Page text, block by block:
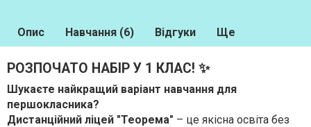
Опис Навчання (6) Відгуки Ще
РОЗПОЧАТО НАБІР У 1 КЛАС! ✨
Шукаєте найкращий варіант навчання для
першокласника?
Дистанційний ліцей "Теорема" – це якісна освіта без